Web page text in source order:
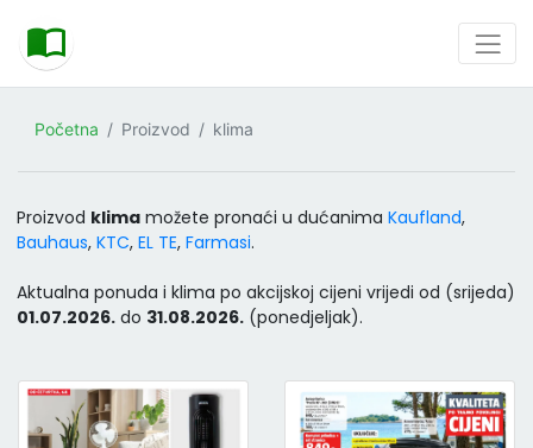
Početna Proizvod klima
Proizvod klima možete pronaći u dućanima Kaufland,
Bauhaus, KTC, EL TE, Farmasi.
Aktualna ponuda i klima po akcijskoj cijeni vrijedi od (srijeda)
01.07.2026. do 31.08.2026. (ponedjeljak).